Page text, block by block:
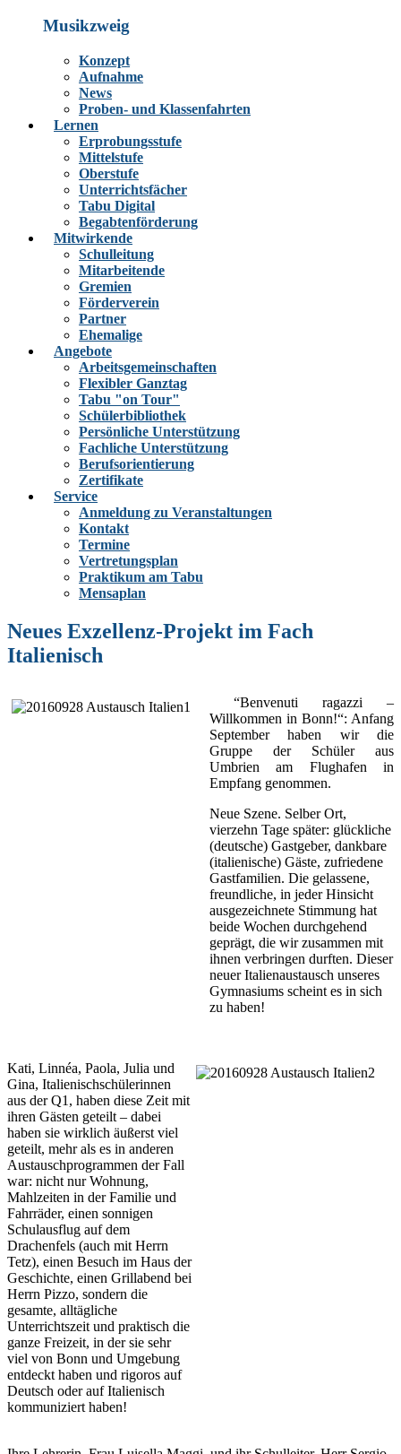
Musikzweig
Konzept
Aufnahme
News
Proben- und Klassenfahrten
Lernen
Erprobungsstufe
Mittelstufe
Oberstufe
Unterrichtsfächer
Tabu Digital
Begabtenförderung
Mitwirkende
Schulleitung
Mitarbeitende
Gremien
Förderverein
Partner
Ehemalige
Angebote
Arbeitsgemeinschaften
Flexibler Ganztag
Tabu "on Tour"
Schülerbibliothek
Persönliche Unterstützung
Fachliche Unterstützung
Berufsorientierung
Zertifikate
Service
Anmeldung zu Veranstaltungen
Kontakt
Termine
Vertretungsplan
Praktikum am Tabu
Mensaplan
Neues Exzellenz-Projekt im Fach
Italienisch
“Benvenuti ragazzi –
Willkommen in Bonn!“: Anfang
September haben wir die
Gruppe der Schüler aus
Umbrien am Flughafen in
Empfang genommen.
Neue Szene. Selber Ort,
vierzehn Tage später: glückliche
(deutsche) Gastgeber, dankbare
(italienische) Gäste, zufriedene
Gastfamilien. Die gelassene,
freundliche, in jeder Hinsicht
ausgezeichnete Stimmung hat
beide Wochen durchgehend
geprägt, die wir zusammen mit
ihnen verbringen durften. Dieser
neuer Italienaustausch unseres
Gymnasiums scheint es in sich
zu haben!
Kati, Linnéa, Paola, Julia und
Gina, Italienischschülerinnen
aus der Q1, haben diese Zeit mit
ihren Gästen geteilt – dabei
haben sie wirklich äußerst viel
geteilt, mehr als es in anderen
Austauschprogrammen der Fall
war: nicht nur Wohnung,
Mahlzeiten in der Familie und
Fahrräder, einen sonnigen
Schulausflug auf dem
Drachenfels (auch mit Herrn
Tetz), einen Besuch im Haus der
Geschichte, einen Grillabend bei
Herrn Pizzo, sondern die
gesamte, alltägliche
Unterrichtszeit und praktisch die
ganze Freizeit, in der sie sehr
viel von Bonn und Umgebung
entdeckt haben und rigoros auf
Deutsch oder auf Italienisch
kommuniziert haben!